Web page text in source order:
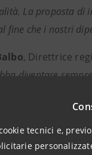
tecnici e,
La proposta di
fine che i nostri
, Direttrice
diventare
e accrescere il
comunità locali.
delicato e